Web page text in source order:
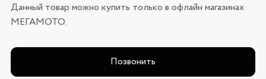
Данный товар можно купить только в офлайн магазинах
МЕГАМОТО.
Позвонить